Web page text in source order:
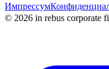
Импрессум
© 2026 in rebus corporate